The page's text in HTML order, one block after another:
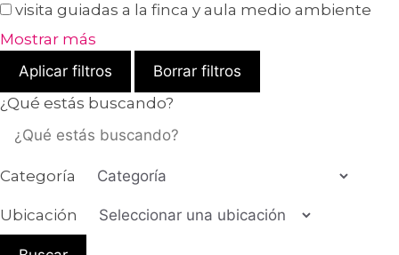
visita guiadas a la finca y aula medio ambiente
Mostrar más
Aplicar filtros
Borrar filtros
¿Qué estás buscando?
Categoría
Ubicación